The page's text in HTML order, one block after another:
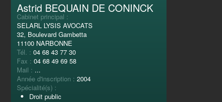
Astrid BEQUAIN DE CONINCK
Cabinet principal :
SELARL LYSIS AVOCATS
32, Boulevard Gambetta
11100 NARBONNE
Tél. :04 68 43 77 30
Fax :04 68 49 69 58
Mail : ...
Année d'inscription :2004
Spécialité(s) :
Droit public